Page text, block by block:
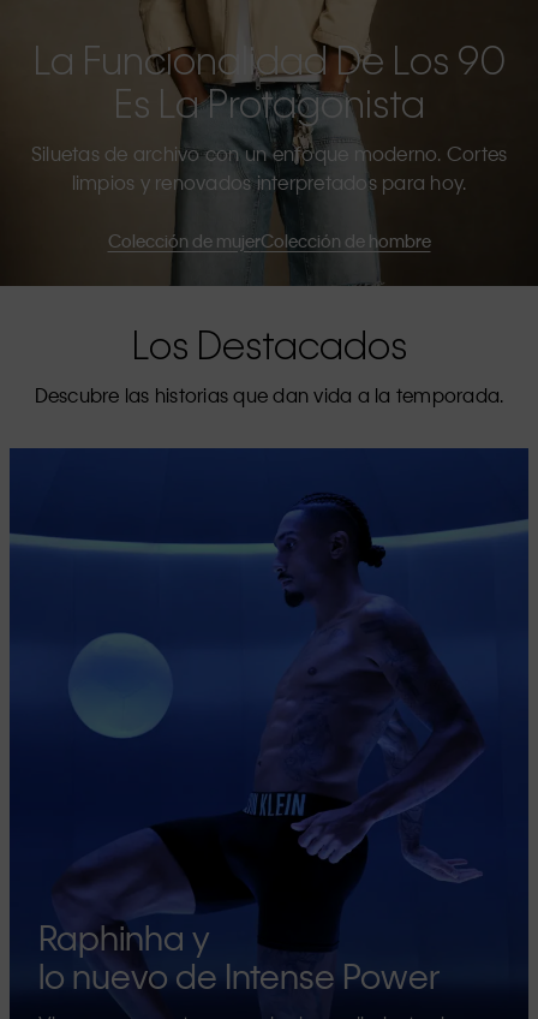
La Funcionalidad De Los 90
Es La Protagonista
Siluetas de archivo con un enfoque moderno. Cortes
limpios y renovados interpretados para hoy.
Colección de mujerColección de hombre
Los Destacados
Descubre las historias que dan vida a la temporada.
Raphinha y
lo nuevo de Intense Power